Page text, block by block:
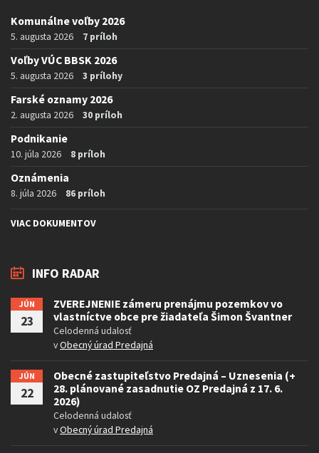
Komunálne voľby 2026
5. augusta 2026 7 príloh
Voľby VÚC BBSK 2026
5. augusta 2026 3 prílohy
Farské oznamy 2026
2. augusta 2026 30 príloh
Podnikanie
10. júla 2026 8 príloh
Oznámenia
8. júla 2026 86 príloh
VIAC DOKUMENTOV
INFO RADAR
JÚN
23
ZVEREJNENIE zámeru prenájmu pozemkov vo
vlastníctve obce pre žiadateľa Šimon Švantner
Celodenná udalosť
vObecný úrad Predajná
JÚN
22
Obecné zastupiteľstvo Predajná – Uznesenia (+
28. plánované zasadnutie OZ Predajná z 17. 6.
2026)
Celodenná udalosť
vObecný úrad Predajná